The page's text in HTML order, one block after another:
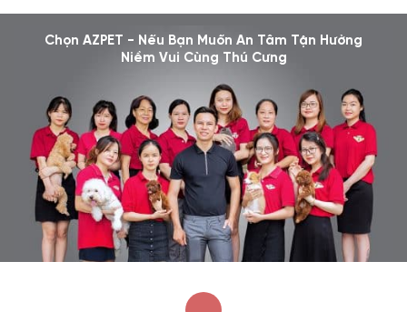
Chọn AZPET - Nếu Bạn Muốn An Tâm Tận Hưởng
Niềm Vui Cùng Thú Cưng